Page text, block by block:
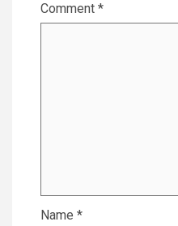
Comment *
Name *